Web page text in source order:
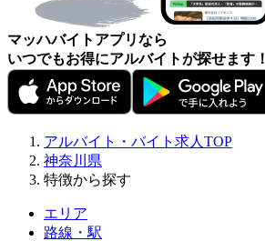
マッハバイトアプリなら
いつでもお得にアルバイトが探せます！
アルバイト・バイト求人TOP
神奈川県
特徴から探す
エリア
路線・駅